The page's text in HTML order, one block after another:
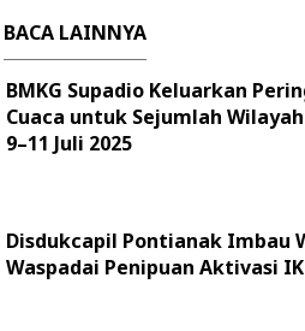
BACA LAINNYA
BMKG Supadio Keluarkan
Cuaca untuk Sejumlah
9–11 Juli 2025
Disdukcapil Pontianak Imbau
Waspadai Penipuan Aktivasi